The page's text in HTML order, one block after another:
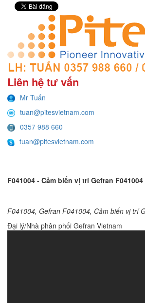
Liên hệ tư vấn
Mr Tuấn
tuan@pitesvietnam.com
0357 988 660
tuan@pitesvietnam.com
F041004 - Cảm biến vị trí Gefran
F041004, Gefran F041004, Cảm biến vị trí
Đại lý/Nhà phân phối Gefran Vietnam